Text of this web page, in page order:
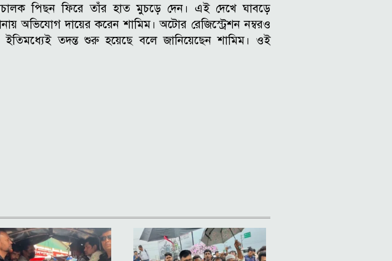
পিছন ফিরে তাঁর হাত মুচড়ে দেন। এই দেখে ঘাবড়ে
অভিযোগ দায়ের করেন শামিম। অটোর রেজিস্ট্রেশন নম্বরও
ইতিমধ্যেই তদন্ত শুরু হয়েছে বলে জানিয়েছেন শামিম। ওই